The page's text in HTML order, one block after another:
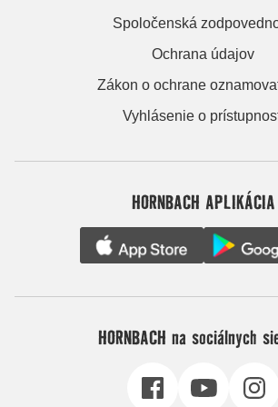
Spoločenská
Ochrana údajov
Zákon o ochrane
Vyhlásenie o
HORNBACH APLIKÁCIA
HORNBACH na sociálnych